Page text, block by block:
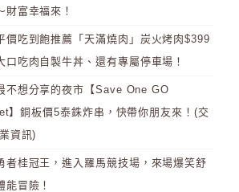
財富幸福來！
價吃到飽推薦「天滿燒肉」炭火烤肉$399
口吃肉自製牛丼、還有專屬停車場！
不想分享的夜市【Save One GO
】銅板價5泰銖炸串，快帶你朋友來！(交
資訊)
者桂冠王，進入羅馬競技場，來場爆笑舒
能冒險！